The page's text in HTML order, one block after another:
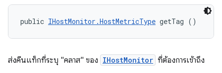
public IHostMonitor.HostMetricType getTag ()
ส่งคืนแท็กที่ระบุ "คลาส" ของ IHostMonitor ที่ต้องการเข้าถึง